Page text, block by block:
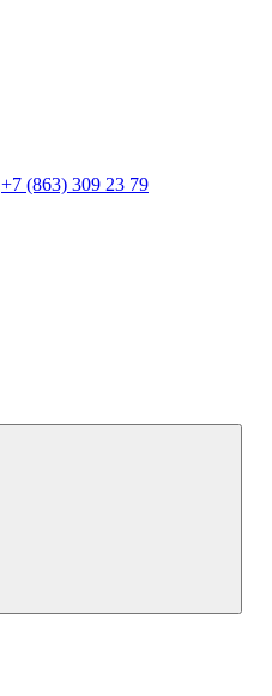
+7 (863) 309 23 79